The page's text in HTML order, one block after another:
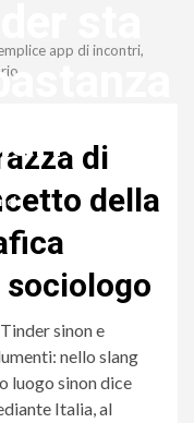
sta
app di incontri,
di
della
sociologo
sinon e
nello slang
luogo sinon dice
Italia, al